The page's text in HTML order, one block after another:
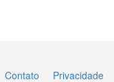
Contato Privacidade